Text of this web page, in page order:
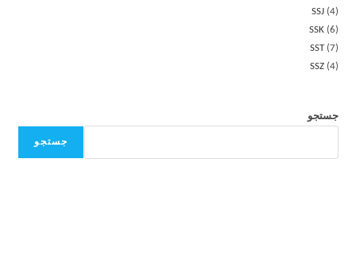
SSJ 4
SSK 6
SST 7
SSZ 4
جستجو
جستجو